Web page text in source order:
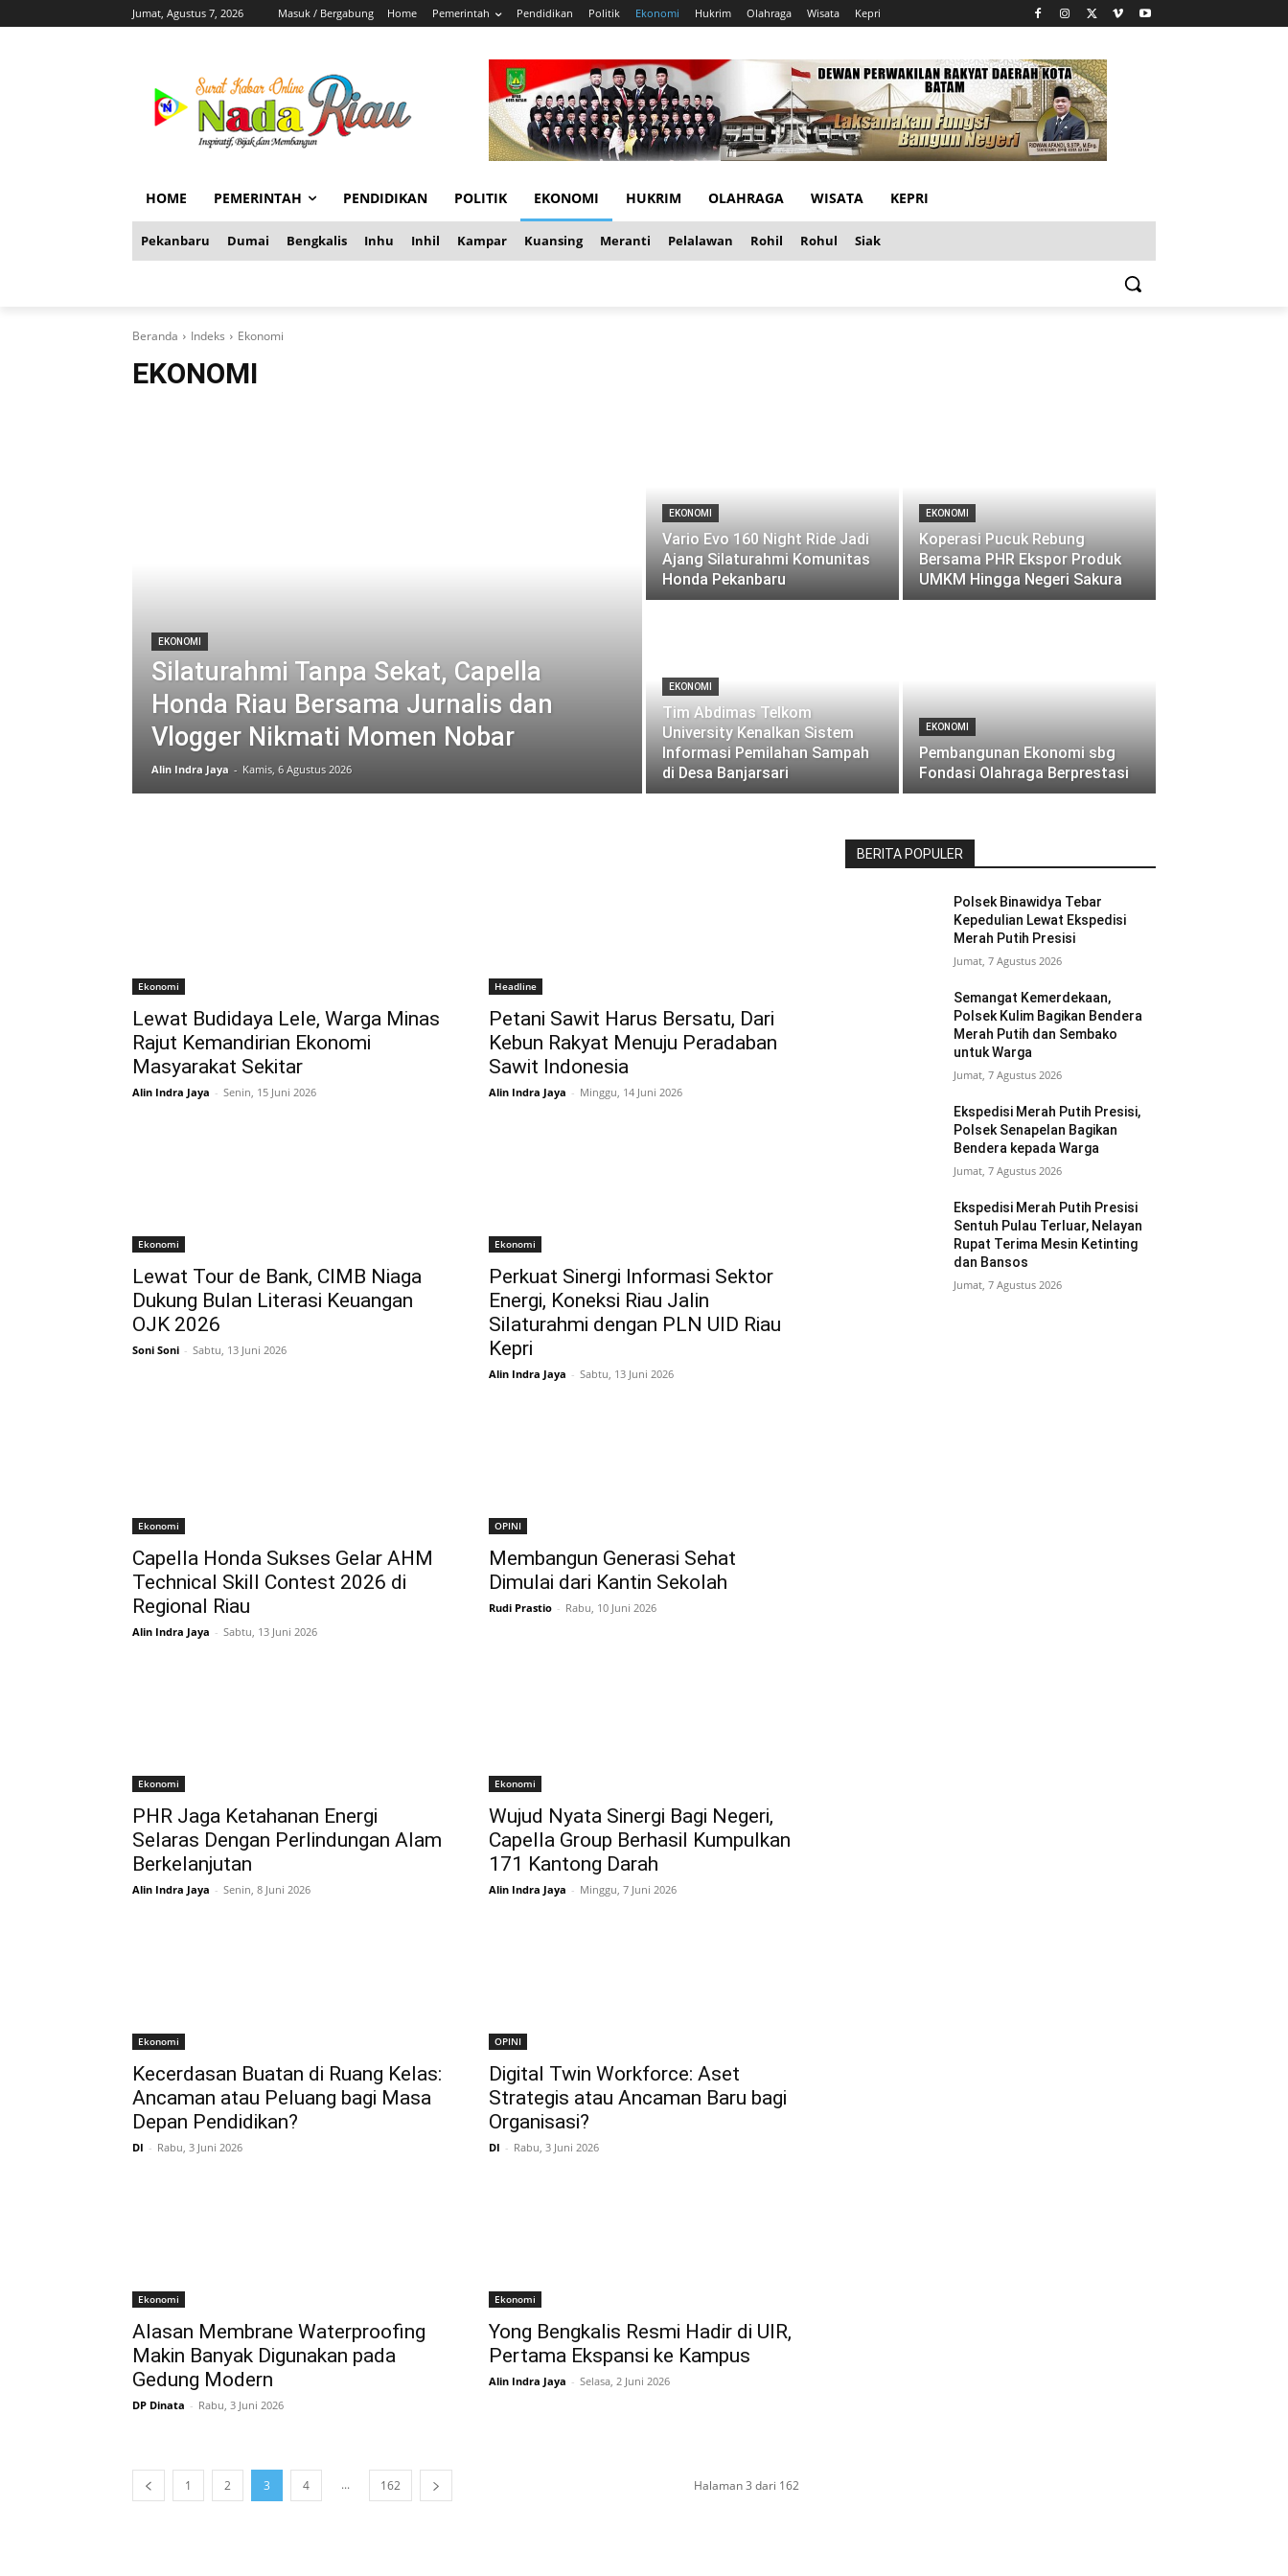
Jumat, Agustus 7, 2026 Masuk / Bergabung Home Pemerintah Pendidikan Politik Ekonomi Hukrim Olahraga Wisata Kepri
HOME PEMERINTAH PENDIDIKAN POLITIK EKONOMI HUKRIM OLAHRAGA WISATA KEPRI
Pekanbaru Dumai Bengkalis Inhu Inhil Kampar Kuansing Meranti Pelalawan Rohil Rohul Siak
Beranda Indeks Ekonomi
EKONOMI
EKONOMI
Silaturahmi Tanpa Sekat, Capella
Honda Riau Bersama Jurnalis dan
Vlogger Nikmati Momen Nobar
Alin Indra Jaya - Kamis, 6 Agustus 2026
EKONOMI
Vario Evo 160 Night Ride Jadi
Ajang Silaturahmi Komunitas
Honda Pekanbaru
EKONOMI
Koperasi Pucuk Rebung
Bersama PHR Ekspor Produk
UMKM Hingga Negeri Sakura
EKONOMI
Tim Abdimas Telkom
University Kenalkan Sistem
Informasi Pemilahan Sampah
di Desa Banjarsari
EKONOMI
Pembangunan Ekonomi sbg
Fondasi Olahraga Berprestasi
Ekonomi
Lewat Budidaya Lele, Warga Minas
Rajut Kemandirian Ekonomi
Masyarakat Sekitar
Alin Indra Jaya - Senin, 15 Juni 2026
Headline
Petani Sawit Harus Bersatu, Dari
Kebun Rakyat Menuju Peradaban
Sawit Indonesia
Alin Indra Jaya - Minggu, 14 Juni 2026
Ekonomi
Lewat Tour de Bank, CIMB Niaga
Dukung Bulan Literasi Keuangan
OJK 2026
Soni Soni - Sabtu, 13 Juni 2026
Ekonomi
Perkuat Sinergi Informasi Sektor
Energi, Koneksi Riau Jalin
Silaturahmi dengan PLN UID Riau
Kepri
Alin Indra Jaya - Sabtu, 13 Juni 2026
Ekonomi
Capella Honda Sukses Gelar AHM
Technical Skill Contest 2026 di
Regional Riau
Alin Indra Jaya - Sabtu, 13 Juni 2026
OPINI
Membangun Generasi Sehat
Dimulai dari Kantin Sekolah
Rudi Prastio - Rabu, 10 Juni 2026
Ekonomi
PHR Jaga Ketahanan Energi
Selaras Dengan Perlindungan Alam
Berkelanjutan
Alin Indra Jaya - Senin, 8 Juni 2026
Ekonomi
Wujud Nyata Sinergi Bagi Negeri,
Capella Group Berhasil Kumpulkan
171 Kantong Darah
Alin Indra Jaya - Minggu, 7 Juni 2026
Ekonomi
Kecerdasan Buatan di Ruang Kelas:
Ancaman atau Peluang bagi Masa
Depan Pendidikan?
DI - Rabu, 3 Juni 2026
OPINI
Digital Twin Workforce: Aset
Strategis atau Ancaman Baru bagi
Organisasi?
DI - Rabu, 3 Juni 2026
Ekonomi
Alasan Membrane Waterproofing
Makin Banyak Digunakan pada
Gedung Modern
DP Dinata - Rabu, 3 Juni 2026
Ekonomi
Yong Bengkalis Resmi Hadir di UIR,
Pertama Ekspansi ke Kampus
Alin Indra Jaya - Selasa, 2 Juni 2026
1 2 3 4 ... 162 Halaman 3 dari 162
BERITA POPULER
Polsek Binawidya Tebar
Kepedulian Lewat Ekspedisi
Merah Putih Presisi
Jumat, 7 Agustus 2026
Semangat Kemerdekaan,
Polsek Kulim Bagikan Bendera
Merah Putih dan Sembako
untuk Warga
Jumat, 7 Agustus 2026
Ekspedisi Merah Putih Presisi,
Polsek Senapelan Bagikan
Bendera kepada Warga
Jumat, 7 Agustus 2026
Ekspedisi Merah Putih Presisi
Sentuh Pulau Terluar, Nelayan
Rupat Terima Mesin Ketinting
dan Bansos
Jumat, 7 Agustus 2026